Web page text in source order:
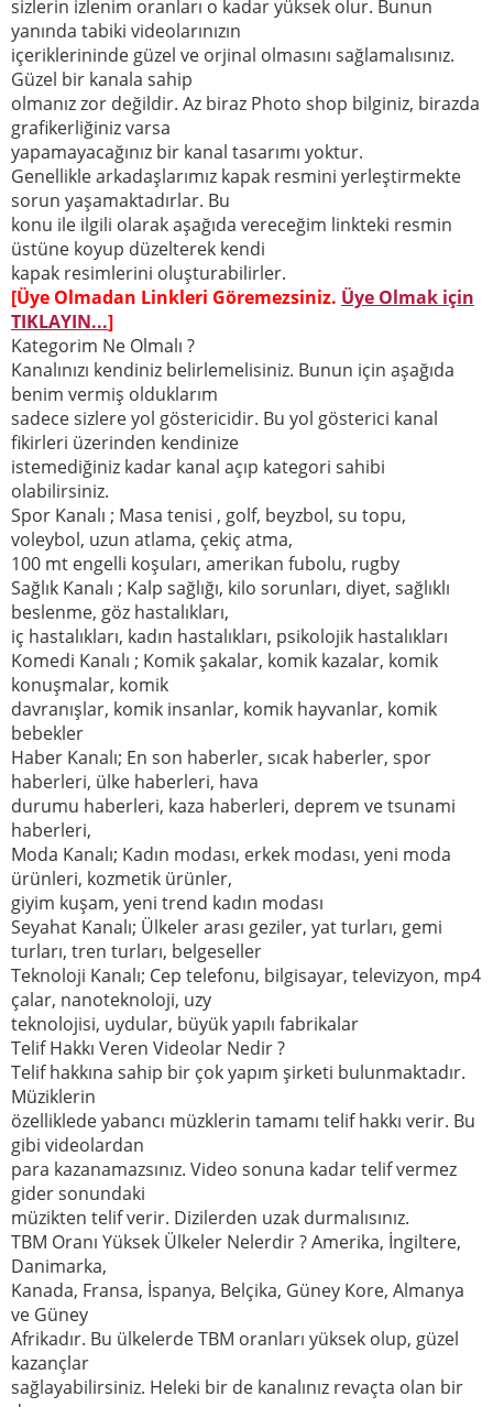
sizlerin izlenim oranları o kadar yüksek olur. Bunun
yanında tabiki videolarınızın
içeriklerininde güzel ve orjinal olmasını sağlamalısınız.
Güzel bir kanala sahip
olmanız zor değildir. Az biraz Photo shop bilginiz, birazda
grafikerliğiniz varsa
yapamayacağınız bir kanal tasarımı yoktur.
Genellikle arkadaşlarımız kapak resmini yerleştirmekte
sorun yaşamaktadırlar. Bu
konu ile ilgili olarak aşağıda vereceğim linkteki resmin
üstüne koyup düzelterek kendi
kapak resimlerini oluşturabilirler.
[Üye Olmadan Linkleri Göremezsiniz. Üye Olmak için
TIKLAYIN...]
Kategorim Ne Olmalı ?
Kanalınızı kendiniz belirlemelisiniz. Bunun için aşağıda
benim vermiş olduklarım
sadece sizlere yol göstericidir. Bu yol gösterici kanal
fikirleri üzerinden kendinize
istemediğiniz kadar kanal açıp kategori sahibi
olabilirsiniz.
Spor Kanalı ; Masa tenisi , golf, beyzbol, su topu,
voleybol, uzun atlama, çekiç atma,
100 mt engelli koşuları, amerikan fubolu, rugby
Sağlık Kanalı ; Kalp sağlığı, kilo sorunları, diyet, sağlıklı
beslenme, göz hastalıkları,
iç hastalıkları, kadın hastalıkları, psikolojik hastalıkları
Komedi Kanalı ; Komik şakalar, komik kazalar, komik
konuşmalar, komik
davranışlar, komik insanlar, komik hayvanlar, komik
bebekler
Haber Kanalı; En son haberler, sıcak haberler, spor
haberleri, ülke haberleri, hava
durumu haberleri, kaza haberleri, deprem ve tsunami
haberleri,
Moda Kanalı; Kadın modası, erkek modası, yeni moda
ürünleri, kozmetik ürünler,
giyim kuşam, yeni trend kadın modası
Seyahat Kanalı; Ülkeler arası geziler, yat turları, gemi
turları, tren turları, belgeseller
Teknoloji Kanalı; Cep telefonu, bilgisayar, televizyon, mp4
çalar, nanoteknoloji, uzy
teknolojisi, uydular, büyük yapılı fabrikalar
Telif Hakkı Veren Videolar Nedir ?
Telif hakkına sahip bir çok yapım şirketi bulunmaktadır.
Müziklerin
özelliklede yabancı müzklerin tamamı telif hakkı verir. Bu
gibi videolardan
para kazanamazsınız. Video sonuna kadar telif vermez
gider sonundaki
müzikten telif verir. Dizilerden uzak durmalısınız.
TBM Oranı Yüksek Ülkeler Nelerdir ? Amerika, İngiltere,
Danimarka,
Kanada, Fransa, İspanya, Belçika, Güney Kore, Almanya
ve Güney
Afrikadır. Bu ülkelerde TBM oranları yüksek olup, güzel
kazançlar
sağlayabilirsiniz. Heleki bir de kanalınız revaçta olan bir